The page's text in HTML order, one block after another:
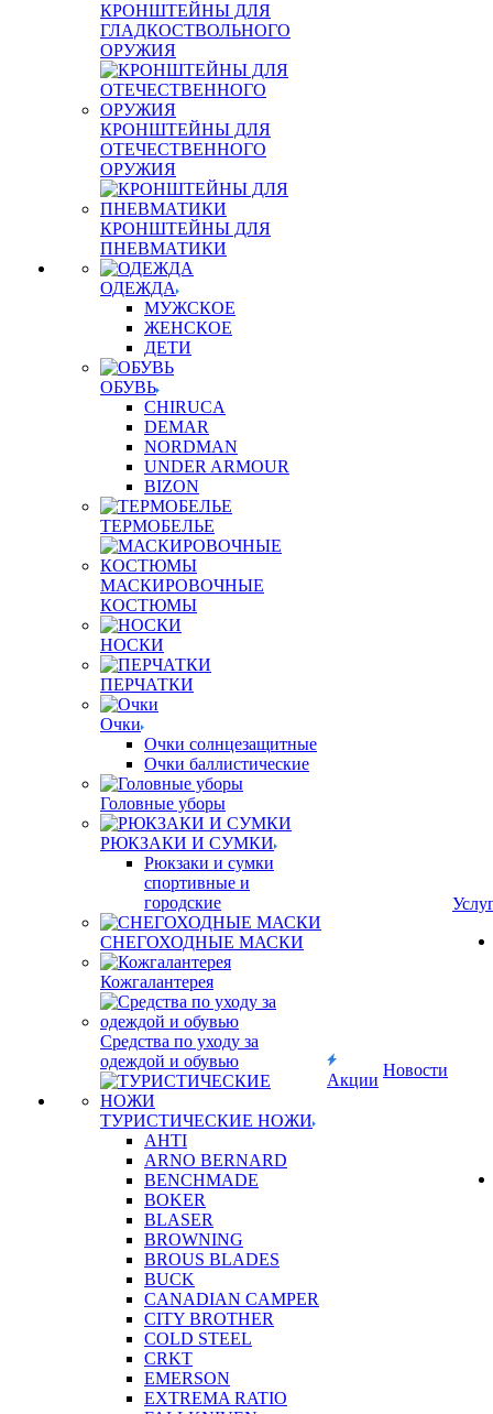
КРОНШТЕЙНЫ ДЛЯ
ГЛАДКОСТВОЛЬНОГО
ОРУЖИЯ
КРОНШТЕЙНЫ ДЛЯ
ОТЕЧЕСТВЕННОГО
ОРУЖИЯ
КРОНШТЕЙНЫ ДЛЯ
ПНЕВМАТИКИ
ОДЕЖДА
МУЖСКОЕ
ЖЕНСКОЕ
ДЕТИ
ОБУВЬ
CHIRUCA
DEMAR
NORDMAN
UNDER ARMOUR
BIZON
ТЕРМОБЕЛЬЕ
МАСКИРОВОЧНЫЕ
КОСТЮМЫ
НОСКИ
ПЕРЧАТКИ
Очки
Очки солнцезащитные
Очки баллистические
Головные уборы
РЮКЗАКИ И СУМКИ
Рюкзаки и сумки
спортивные и
городские
СНЕГОХОДНЫЕ МАСКИ
Кожгалантерея
Средства по уходу за
одеждой и обувью
ТУРИСТИЧЕСКИЕ НОЖИ
AHTI
ARNO BERNARD
BENCHMADE
BOKER
BLASER
BROWNING
BROUS BLADES
BUCK
CANADIAN CAMPER
CITY BROTHER
COLD STEEL
CRKT
EMERSON
EXTREMA RATIO
Акции
Новости